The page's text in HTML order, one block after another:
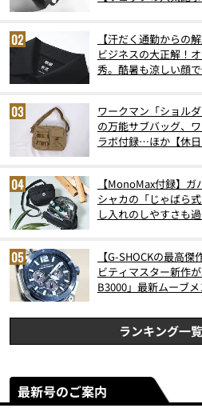
【汗だく通勤からの
ビジネスの大正解！
秀。酷暑も涼しい顔
ワークマン「ショル
の万能サブバッグ、
ラボ付録…ほか【休
【MonoMax付録】
シャカの「じゃばら
し入れのしやすさも
【G-SHOCKの最高
ビティマスター新作
B3000」最新ムーブ
ランキング一
最新号のご案内